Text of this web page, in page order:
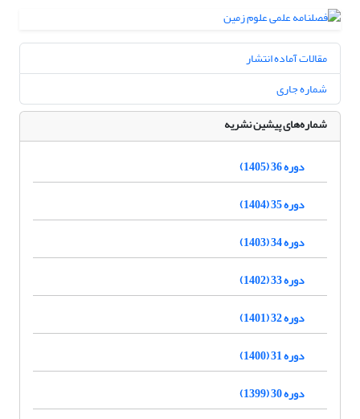
مقالات آماده انتشار
شماره جاری
شماره‌های پیشین نشریه
دوره 36 (1405)
دوره 35 (1404)
دوره 34 (1403)
دوره 33 (1402)
دوره 32 (1401)
دوره 31 (1400)
دوره 30 (1399)